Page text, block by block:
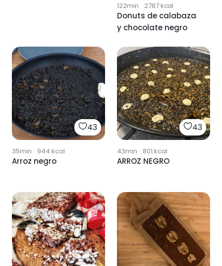
122min · 2787kcal
Donuts de calabaza
y chocolate negro
43
35min · 944 kcal
Arroz negro
43
43min · 801 kcal
ARROZ NEGRO